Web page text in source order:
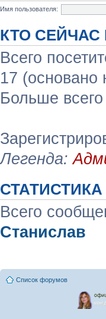
Имя пользователя:
КТО
Всего
17 (основано
Больше
Легенда:
СТАТИСТИКА
Всего
Станислав
Список форумов